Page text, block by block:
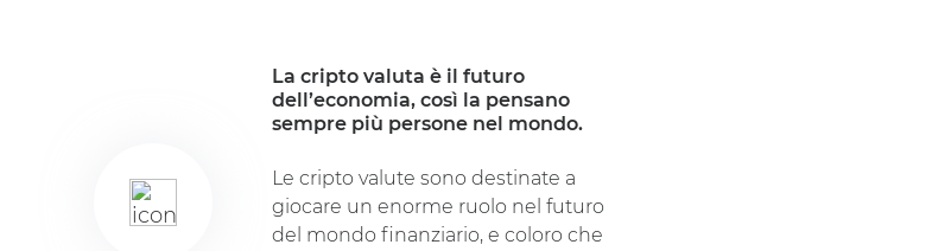
La cripto valuta è il futuro
dell’economia, così la pensano
sempre più persone nel mondo.
Le cripto valute sono destinate a
giocare un enorme ruolo nel futuro
del mondo finanziario, e coloro che